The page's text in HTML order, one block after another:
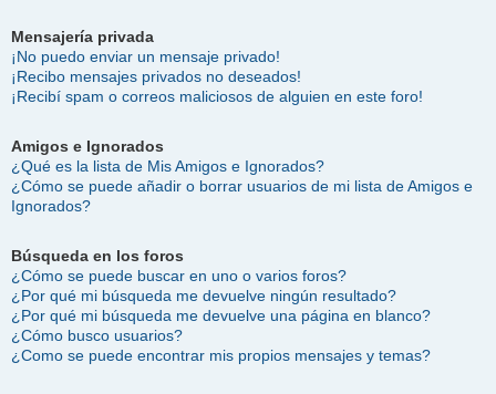
Mensajería privada
¡No puedo enviar un mensaje privado!
¡Recibo mensajes privados no deseados!
¡Recibí spam o correos maliciosos de alguien en este foro!
Amigos e Ignorados
¿Qué es la lista de Mis Amigos e Ignorados?
¿Cómo se puede añadir o borrar usuarios de mi lista de Amigos e
Ignorados?
Búsqueda en los foros
¿Cómo se puede buscar en uno o varios foros?
¿Por qué mi búsqueda me devuelve ningún resultado?
¿Por qué mi búsqueda me devuelve una página en blanco?
¿Cómo busco usuarios?
¿Como se puede encontrar mis propios mensajes y temas?